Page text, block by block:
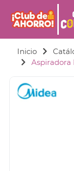
Inicio
Aspiradora